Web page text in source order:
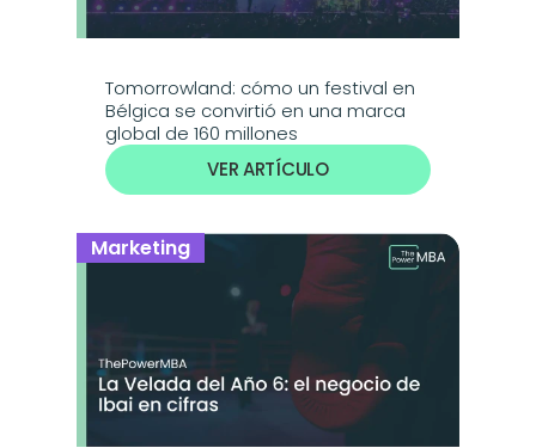
Tomorrowland: cómo un festival en
Bélgica se convirtió en una marca
global de 160 millones
VER ARTÍCULO
Marketing